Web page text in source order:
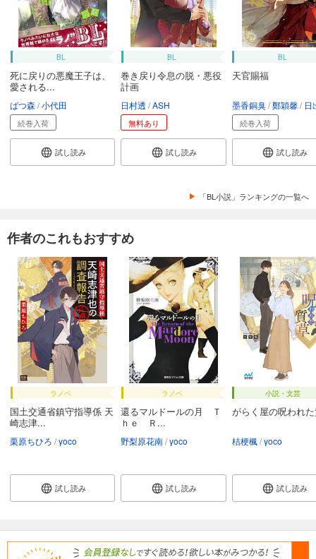
BL
死に戻りの悪魔王子は、
愛される...
ばつ森 小代田
続巻入荷
試し読み
BL
巻き戻り令息の脱・悪役
計画
日村透 ASH
無料あり
試し読み
BL
天官賜福
墨香銅臭 鄭穎馨 日出的
続巻入荷
試し読み
「BL小説」ランキングの一覧へ
作者のこれもおすすめ
ラノベ
国土交通省鎮守指導係 天
崎志津...
栗原ちひろ yoco
試し読み
ラノベ
還るマルドールの月 Ｔ
ｈｅ Ｒ...
野梨原花南 yoco
試し読み
小説・文芸
がらく屋の呪われ
桔梗楓 yoco
試し読み